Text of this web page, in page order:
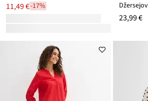
11,49 €-17%
23,99 €